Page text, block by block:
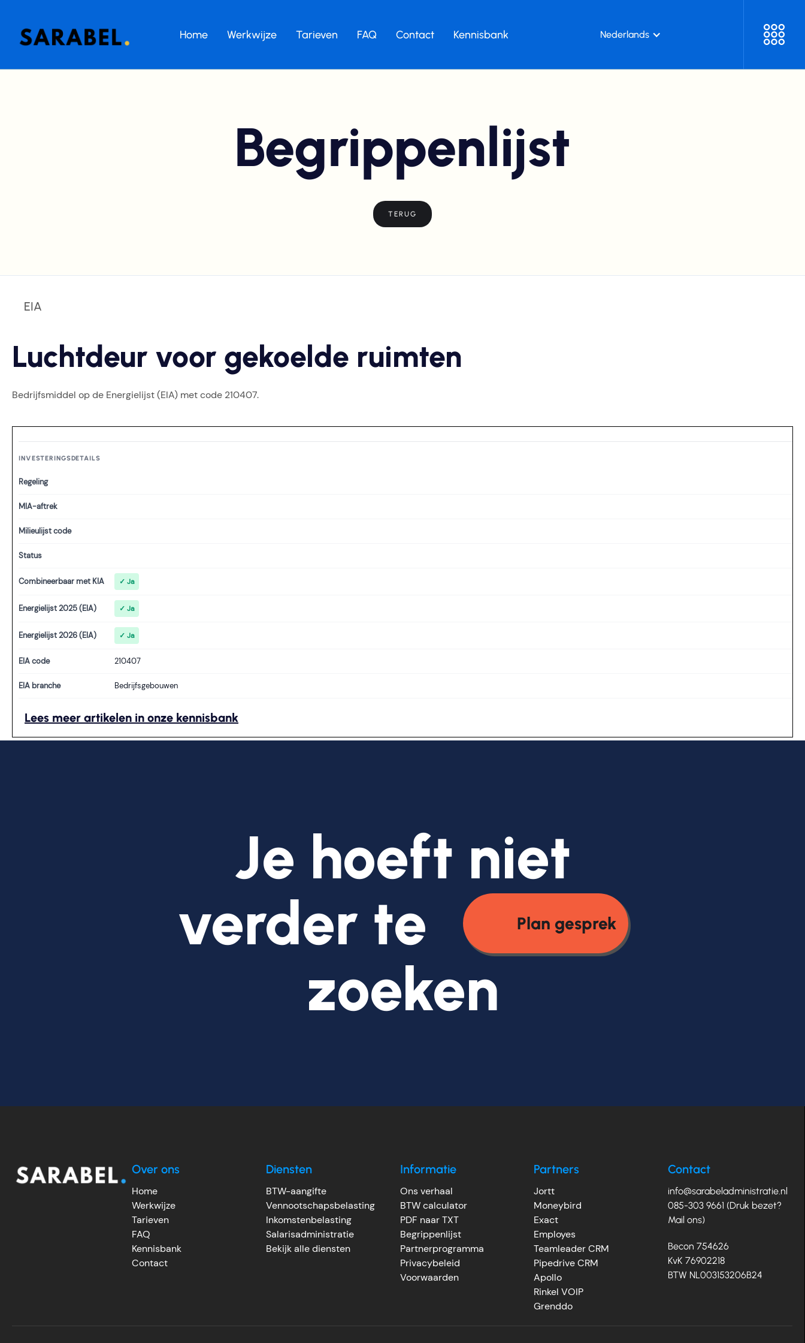
Home Werkwijze Tarieven FAQ Contact Kennisbank Nederlands
Begrippenlijst
TERUG
EIA
Luchtdeur voor gekoelde ruimten
Bedrijfsmiddel op de Energielijst (EIA) met code 210407.
INVESTERINGSDETAILS
Regeling
MIA-aftrek
Milieulijst code
Status
Combineerbaar met KIA ✓ Ja
Energielijst 2025 (EIA) ✓ Ja
Energielijst 2026 (EIA) ✓ Ja
EIA code 210407
EIA branche Bedrijfsgebouwen
Lees meer artikelen in onze kennisbank
Je hoeft niet
verder te
Plan gesprek
zoeken
Over ons
Home
Werkwijze
Tarieven
FAQ
Kennisbank
Contact
Diensten
BTW-aangifte
Vennootschapsbelasting
Inkomstenbelasting
Salarisadministratie
Bekijk alle diensten
Informatie
Ons verhaal
BTW calculator
PDF naar TXT
Begrippenlijst
Partnerprogramma
Privacybeleid
Voorwaarden
Partners
Jortt
Moneybird
Exact
Employes
Teamleader CRM
Pipedrive CRM
Apollo
Rinkel VOIP
Grenddo
Contact
info@sarabeladministratie.nl
085-303 9661 (Druk bezet?
Mail ons)
Becon 754626
KvK 76902218
BTW NL003153206B24